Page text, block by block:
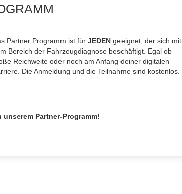
Partner Programm ist für JEDEN geeignet, der sich mit
Bereich der Fahrzeugdiagnose beschäftigt. Egal ob
Reichweite oder noch am Anfang deiner digitalen
Die Anmeldung und die Teilnahme sind kostenlos.
Partner-Programm!